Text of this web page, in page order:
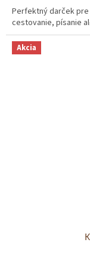
Perfektný darček
cestovanie, písanie
Akcia